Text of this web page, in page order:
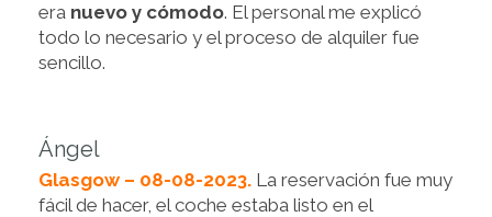
era nuevo y cómodo. El personal me explicó
todo lo necesario y el proceso de alquiler fue
sencillo.
Ángel
Glasgow – 08-08-2023. La reservación fue muy
fácil de hacer, el coche estaba listo en el